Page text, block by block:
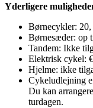
Yderligere
Børnecykler:
Børnesæder: op
Tandem: Ikke
Elektrisk cykel:
Hjelme: ikke
Cykeludlejning
Du kan
turdagen.